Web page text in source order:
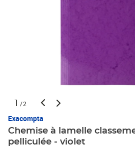
1 /2
Exacompta
Chemise à lamelle
pelliculée - violet